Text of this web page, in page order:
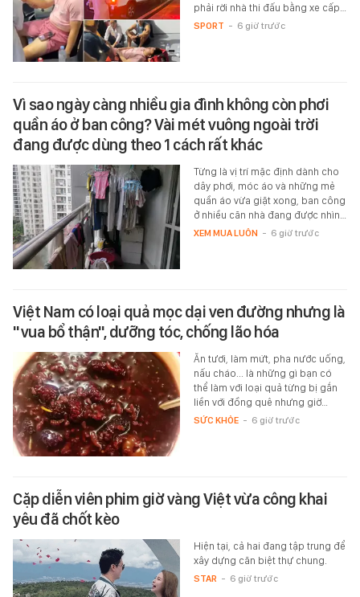
phải rời nhà thi đấu bằng xe cấp…
SPORT - 6 giờ trước
Vì sao ngày càng nhiều gia đình không còn phơi
quần áo ở ban công? Vài mét vuông ngoài trời
đang được dùng theo 1 cách rất khác
Từng là vị trí mặc định dành cho
dây phơi, móc áo và những mẻ
quần áo vừa giặt xong, ban công
ở nhiều căn nhà đang được nhìn…
XEM MUA LUÔN - 6 giờ trước
Việt Nam có loại quả mọc dại ven đường nhưng là
"vua bổ thận", dưỡng tóc, chống lão hóa
Ăn tươi, làm mứt, pha nước uống,
nấu cháo... là những gì bạn có
thể làm với loại quả từng bị gắn
liền với đồng quê nhưng giờ…
SỨC KHỎE - 6 giờ trước
Cặp diễn viên phim giờ vàng Việt vừa công khai
yêu đã chốt kèo
Hiện tại, cả hai đang tập trung để
xây dựng căn biệt thự chung.
STAR - 6 giờ trước